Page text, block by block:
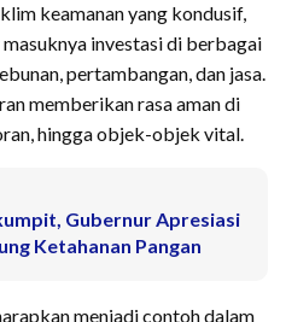
keamanan yang kondusif,
investasi di berbagai
pertambangan, dan jasa.
memberikan rasa aman di
hingga objek-objek vital.
Gubernur Apresiasi
Ketahanan Pangan
menjadi contoh dalam